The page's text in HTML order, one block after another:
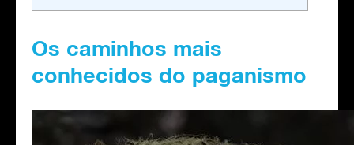
Os caminhos mais
conhecidos do paganismo